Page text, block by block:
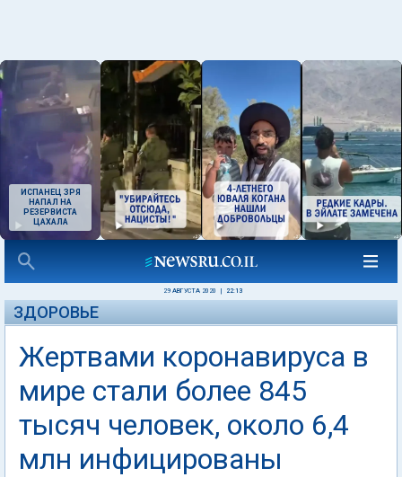
ИСПАНЕЦ ЗРЯ
НАПАЛ НА
РЕЗЕРВИСТА
ЦАХАЛА
29 АВГУСТА 2020 22:13
ЗДОРОВЬЕ
Жертвами коронавируса в
мире стали более 845
тысяч человек, около 6,4
млн инфицированы